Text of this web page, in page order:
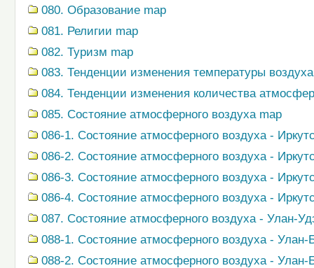
080. Образование map
081. Религии map
082. Туризм map
083. Тенденции изменения температуры
084. Тенденции изменения количества
085. Состояние атмосферного воздуха map
086-1. Состояние атмосферного воздуха -
086-2. Состояние атмосферного воздуха -
086-3. Состояние атмосферного воздуха -
086-4. Состояние атмосферного воздуха -
087. Состояние атмосферного воздуха - Улан-
088-1. Состояние атмосферного воздуха -
088-2. Состояние атмосферного воздуха -